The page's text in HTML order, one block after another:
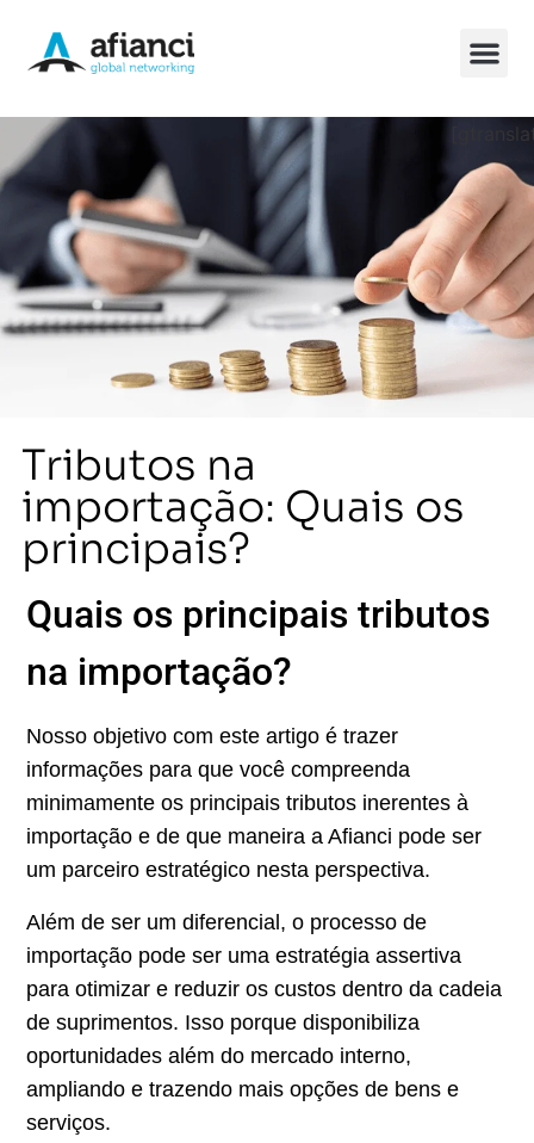
Tributos na
importação: Quais os
principais?
Quais os principais tributos
na importação?
Nosso objetivo com este artigo é trazer
informações para que você compreenda
minimamente os principais tributos inerentes à
importação e de que maneira a Afianci pode ser
um parceiro estratégico nesta perspectiva.
Além de ser um diferencial, o processo de
importação pode ser uma estratégia assertiva
para otimizar e reduzir os custos dentro da cadeia
de suprimentos. Isso porque disponibiliza
oportunidades além do mercado interno,
ampliando e trazendo mais opções de bens e
serviços.